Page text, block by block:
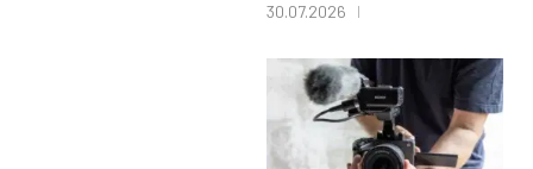
30.07.2026